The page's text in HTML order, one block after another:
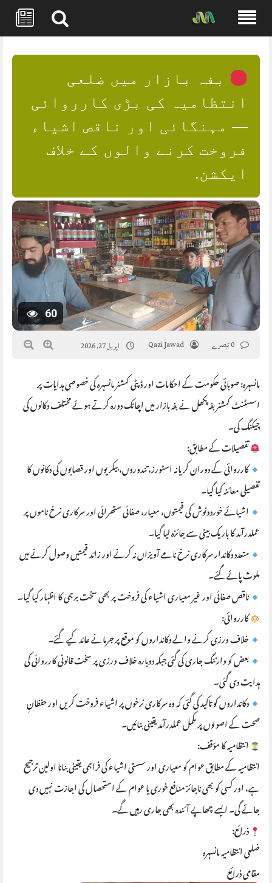
content
بفہ بازار میں ضلعی
انتظامیہ کی بڑی کارروائی
— مہنگائی اور ناقص اشیاء
فروخت کرنے والوں کے خلاف
ایکشن.
60
Qazi Jawad اپریل 27, 2026
مانسہرہ: صوبائی حکومت کے احکامات اور ڈپٹی کمشنر مانسہرہ کی خصوصی ہدایات پر
اسسٹنٹ کمشنر بفہ پکھل نے بفہ بازار میں اچانک دورہ کرتے ہوئے مختلف دکانوں کی
چیکنگ کی۔
تفصیلات کے مطابق:
کارروائی کے دوران کریانہ اسٹورز، تندوروں، بیکریوں اور قصابوں کی دکانوں کا
تفصیلی معائنہ کیا گیا۔
اشیائے خوردونوش کی قیمتوں، معیار، صفائی ستھرائی اور سرکاری نرخ ناموں پر
عملدرآمد کا باریک بینی سے جائزہ لیا گیا۔
متعدد دکاندار سرکاری نرخ نامے آویزاں نہ کرنے اور زائد قیمتیں وصول کرنے میں
ملوث پائے گئے۔
ناقص صفائی اور غیر معیاری اشیاء کی فروخت پر بھی سخت برہمی کا اظہار کیا گیا۔
کارروائی:
خلاف ورزی کرنے والے دکانداروں کو موقع پر جرمانے عائد کیے گئے۔
بعض کو وارننگ جاری کی گئی جبکہ دوبارہ خلاف ورزی پر سخت قانونی کارروائی کی
ہدایت دی گئی۔
دکانداروں کو تاکید کی گئی کہ وہ سرکاری نرخوں پر اشیاء فروخت کریں اور حفظانِ
صحت کے اصولوں پر مکمل عملدرآمد یقینی بنائیں۔
انتظامیہ کا مؤقف:
انتظامیہ کے مطابق عوام کو معیاری اور سستی اشیاء کی فراہمی یقینی بنانا اولین ترجیح
ہے، اور کسی کو بھی ناجائز منافع خوری یا عوام کے استحصال کی اجازت نہیں دی
جائے گی۔ ایسے چھاپے آئندہ بھی جاری رہیں گے۔
ذرائع:
ضلعی انتظامیہ مانسہرہ
مقامی ذرائع